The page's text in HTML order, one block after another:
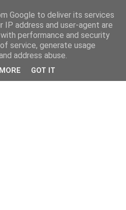
Google to deliver its services
IP address and user-agent are
performance and security
service, generate usage
address abuse.
GOT IT